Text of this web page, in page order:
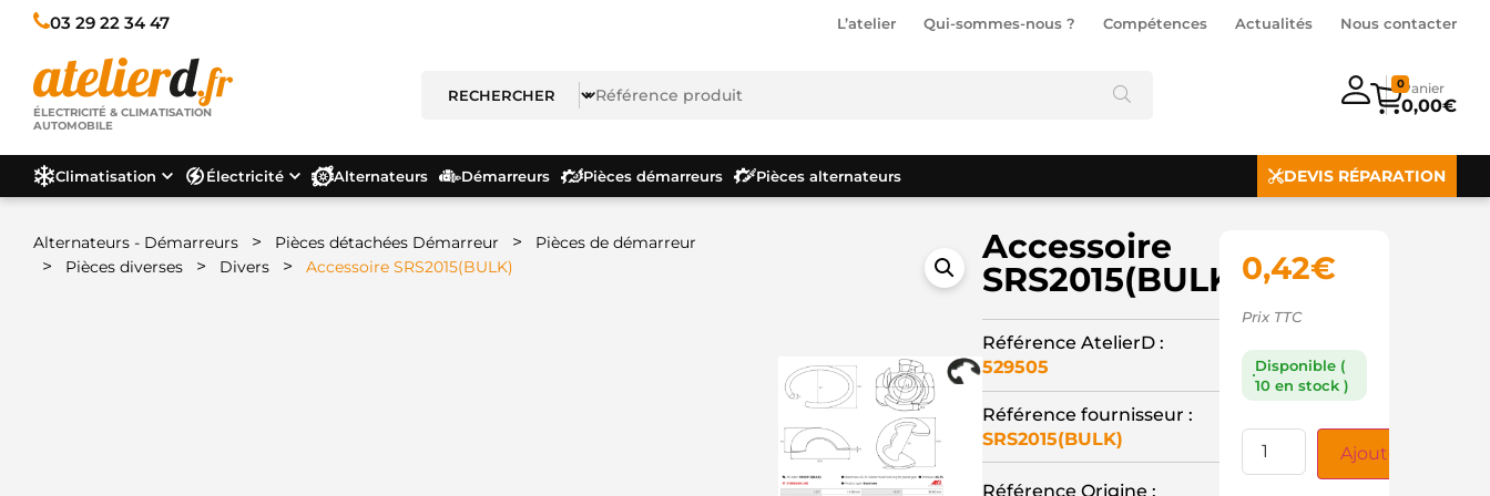
03 29 22 34 47 L’atelier Qui-sommes-nous ? Compétences Actualités Nous contacter
ÉLECTRICITÉ & CLIMATISATION
AUTOMOBILE
0,00€
0
Climatisation Électricité Alternateurs Démarreurs Pièces démarreurs Pièces alternateurs DEVIS RÉPARATION
Alternateurs - Démarreurs > Pièces détachées Démarreur > Pièces de démarreur
> Pièces diverses > Divers > Accessoire SRS2015(BULK)
Accessoire
SRS2015(BULK)
Référence AtelierD :
529505
Référence fournisseur :
SRS2015(BULK)
Référence Origine :
0,42€
Prix TTC
Disponible (
10 en stock )
Ajouter au